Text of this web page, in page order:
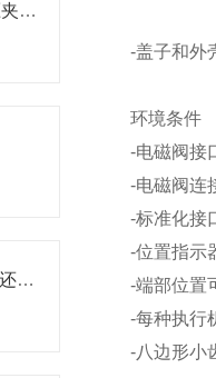
Hydronic-hiestand安装高压夹紧气缸的简短说明
测量三角支架，是液压好用还是机械式好用？
-盖子和外
环境条件
-电磁阀接
-电磁阀连
-标准化接
-位置指示
-端部位置
-每种执行
-八边形小